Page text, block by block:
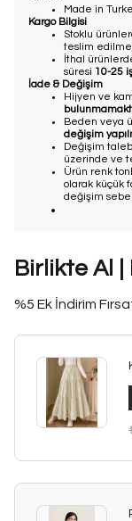
Made in
Kargo Bilgisi
Stoklu
teslim
İthal
süresi 10-25
İade & Değişim
Hijyen ve
Beden veya
değişim
Değişim
üzerinde ve
Ürün renk
olarak küçük
değişim
Birlikte Al |
%5 Ek İndirim